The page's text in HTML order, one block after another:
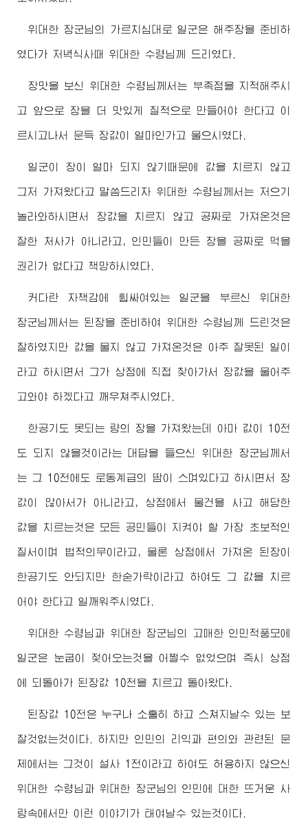
위대한 장군님의 가르치심대로 일군은 해주장을 준비하
였다가 저녁식사때 위대한 수령님 께 드리였다.
장맛을 보신 위대한 수령님께서는 부족점을 지적해주시
고 앞으로 장을 더 맛있게 질적으로 만들어야 한다고 이
르시고나서 문득 장값이 얼마인가고 물으시였다.
일군이 장이 얼마 되지 않기때문에 값을 치르지 않고
그저 가져왔다고 말씀드리자 위대한 수령님께서는 저으기
놀라와하시면서 장값을 치르지 않고 공짜로 가져온것은
잘한 처사가 아니라고, 인민들이 만든 장을 공짜로 먹을
권리가 없다고 책망하시였다.
커다란 자책감에 휩싸여있는 일군을 부르신 위대한
장군님께서 는 된장을 준비하여 위대한 수령님 께 드린것은
잘하였지만 값을 물지 않고 가져온것은 아주 잘못된 일이
라고 하시면서 그가 상점에 직접 찾아가서 장값을 물어주
고와야 하겠다고 깨우쳐주시였다.
한공기도 못되는 량의 장을 가져왔는데 아마 값이 10전
도 되지 않을것이라는 대답을 들으신위대한 장군님께서
는 그 10전에도 로동계급의 땀이 스며있다고 하시면서 장
값이 많아서가 아니라고, 상점에서 물건을 사고 해당한
값을 치르는것은 모든 공민들이 지켜야 할 가장 초보적인
질서이며 법적의무이라고, 물론 상점에서 가져온 된장이
한공기도 안되지만 한숟가락이라고 하여도 그 값을 치르
어야 한다고 일깨워주시였다.
위대한 수령님 과 위대한 장군님의 고매한 인민적풍모에
일군은 눈굽이 젖어오는것을 어쩔수 없었으며 즉시 상점
에 되돌아가 된장값 10전을 치르고 돌아왔다.
된장값 10전은 누구나 소홀히 하고 스쳐지날수 있는 보
잘것없는것이다. 하지만 인민의 리익과 편의와 관련된 문
제에서는 그것이 설사 1전이라고 하여도 허용하지 않으신
위대한 수령님 과위대한 장군님 의 인민에 대한 뜨거운 사
랑속에서만 이런 이야기가 태여날수 있는것이다.